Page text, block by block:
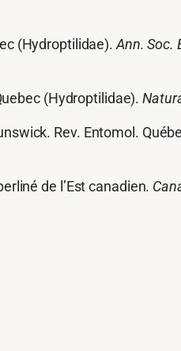
(Hydroptilidae).Ann. Soc.
(Hydroptilidae).
Rev. Entomol.
de l’Est canadien.